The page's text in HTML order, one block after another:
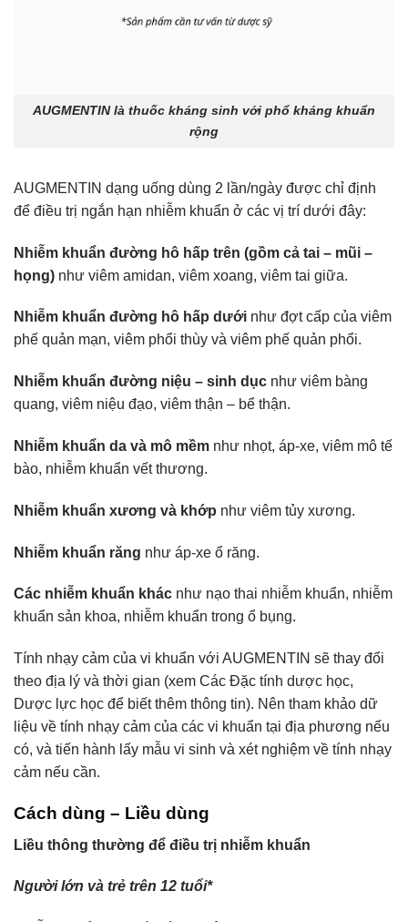
AUGMENTIN là thuốc kháng sinh với phổ kháng khuẩn
rộng
AUGMENTIN dạng uống dùng 2 lần/ngày được chỉ định
để điều trị ngắn hạn nhiễm khuẩn ở các vị trí dưới đây:
Nhiễm khuẩn đường hô hấp trên (gồm cả tai – mũi –
họng) như viêm amidan, viêm xoang, viêm tai giữa.
Nhiễm khuẩn đường hô hấp dưới như đợt cấp của viêm
phế quản mạn, viêm phổi thùy và viêm phế quản phổi.
Nhiễm khuẩn đường niệu – sinh dục như viêm bàng
quang, viêm niệu đạo, viêm thận – bể thận.
Nhiễm khuẩn da và mô mềm như nhọt, áp-xe, viêm mô tế
bào, nhiễm khuẩn vết thương.
Nhiễm khuẩn xương và khớp như viêm tủy xương.
Nhiễm khuẩn răng như áp-xe ổ răng.
Các nhiễm khuẩn khác như nạo thai nhiễm khuẩn, nhiễm
khuẩn sản khoa, nhiễm khuẩn trong ổ bụng.
Tính nhạy cảm của vi khuẩn với AUGMENTIN sẽ thay đổi
theo địa lý và thời gian (xem Các Đặc tính dược học,
Dược lực học để biết thêm thông tin). Nên tham khảo dữ
liệu về tính nhạy cảm của các vi khuẩn tại địa phương nếu
có, và tiến hành lấy mẫu vi sinh và xét nghiệm về tính nhạy
cảm nếu cần.
Cách dùng – Liều dùng
Liều thông thường để điều trị nhiễm khuẩn
Người lớn và trẻ trên 12 tuổi*